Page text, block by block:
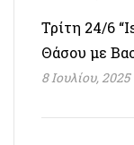
Τρίτη 24/6
Θάσου με
8 Ιουλίου, 2025